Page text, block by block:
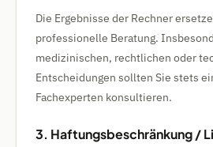
Die Ergebnisse der Rechner
professionelle Beratung.
medizinischen, rechtlichen oder
Entscheidungen sollten Sie stets
Fachexperten konsultieren.
3. Haftungsbeschränkung /